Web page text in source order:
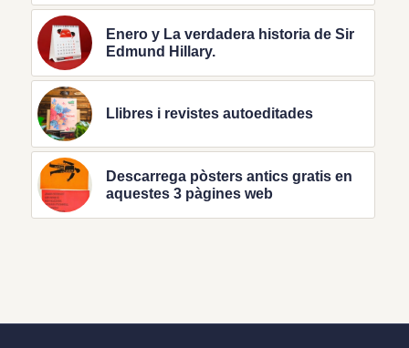
Enero y La verdadera historia de Sir
Edmund Hillary.
Llibres i revistes autoeditades
Descarrega pòsters antics gratis en
aquestes 3 pàgines web